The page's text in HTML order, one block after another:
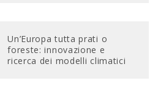
Un’Europa tutta prati o
foreste: innovazione e
ricerca dei modelli climatici